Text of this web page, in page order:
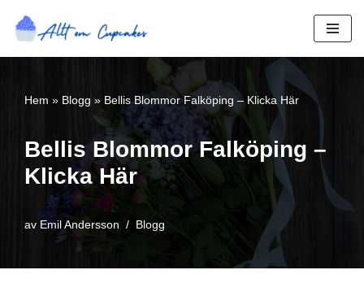
Hoppa
Hem » Blogg » Bellis Blommor Falköping – Klicka Här
Bellis Blommor Falköping –
Klicka Här
av Emil Andersson Blogg